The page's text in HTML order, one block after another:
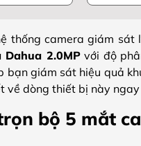
thống camera giám
2.0MPvới độ
bạn giám sát hiệu quả
về dòng thiết bị này
bộ 5 mắt